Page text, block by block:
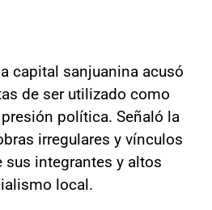
capital sanjuanina acusó
de ser utilizado como
política. Señaló la
irregulares y vínculos
sus integrantes y altos
local.